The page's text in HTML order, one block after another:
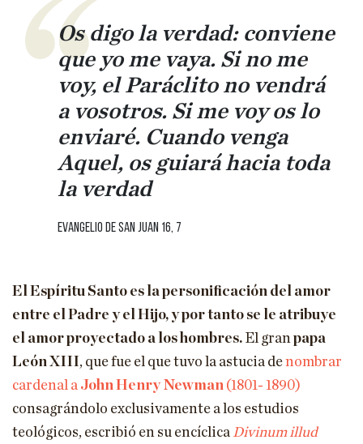
Os digo la verdad: conviene
que yo me vaya. Si no me
voy, el Paráclito no vendrá
a vosotros. Si me voy os lo
enviaré. Cuando venga
Aquel, os guiará hacia toda
la verdad
Evangelio de san Juan 16, 7
El Espíritu Santo es la personificación del amor
entre el Padre y el Hijo, y por tanto se le atribuye
el amor proyectado a los hombres. El granpapa
León XIII, que fue el que tuvo la astucia denombrar
cardenal a John Henry Newman (1801- 1890)
consagrándolo exclusivamente a los estudios
teológicos, escribió en su encíclica Divinum illud